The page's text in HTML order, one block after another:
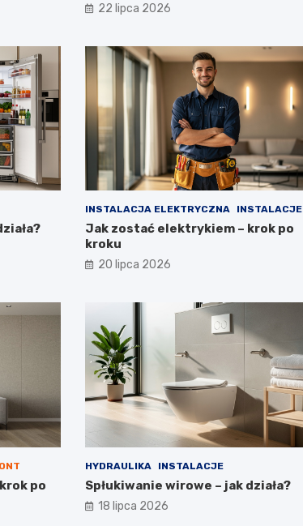
22 lipca 2026
INSTALACJA ELEKTRYCZNA INSTALACJE
Jak zostać elektrykiem – krok po
kroku
20 lipca 2026
po
HYDRAULIKA INSTALACJE
Spłukiwanie wirowe – jak działa?
18 lipca 2026